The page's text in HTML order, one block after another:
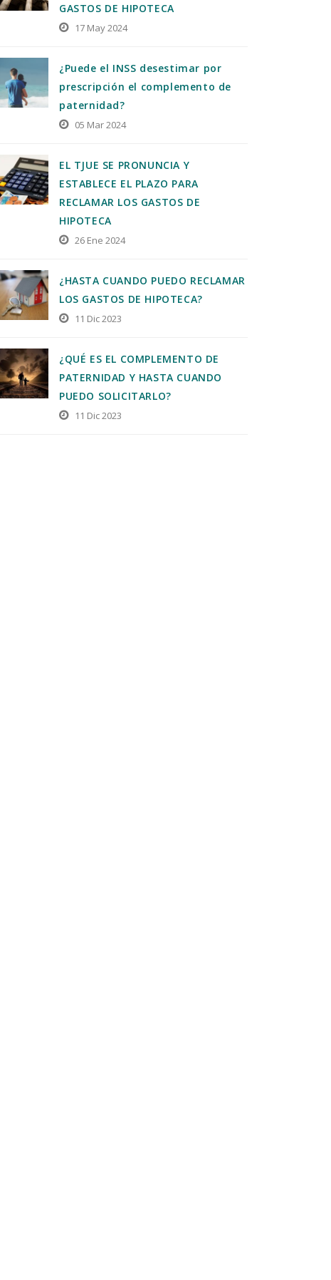
GASTOS DE HIPOTECA
17 May 2024
¿Puede el INSS desestimar por
prescripción el complemento de
paternidad?
05 Mar 2024
EL TJUE SE PRONUNCIA Y
ESTABLECE EL PLAZO PARA
RECLAMAR LOS GASTOS DE
HIPOTECA
26 Ene 2024
¿HASTA CUANDO PUEDO RECLAMAR
LOS GASTOS DE HIPOTECA?
11 Dic 2023
¿QUÉ ES EL COMPLEMENTO DE
PATERNIDAD Y HASTA CUANDO
PUEDO SOLICITARLO?
11 Dic 2023